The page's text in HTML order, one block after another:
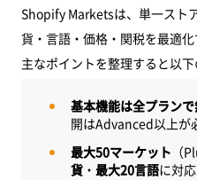
Shopify Marketsは、単一スト
貨・言語・価格・関税を最適化
主なポイントを整理すると以下
基本機能は全プラン
開はAdvanced以上が
最大50マーケット （
貨 ・ 最大20言語に対応